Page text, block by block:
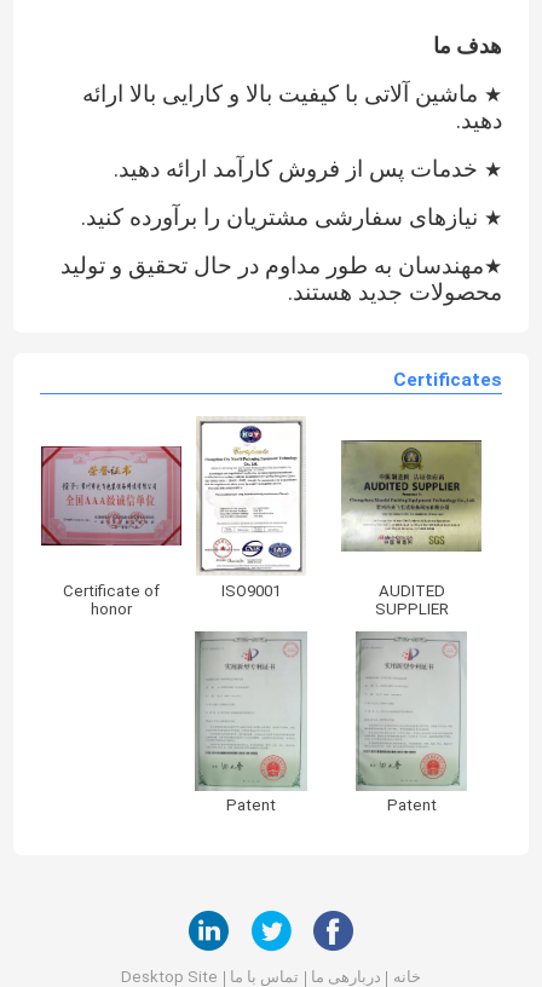
هدف ما
★ ماشین آلاتی با کیفیت بالا و کارایی بالا ارائه
دهید.
★ خدمات پس از فروش کارآمد ارائه دهید.
★ نیازهای سفارشی مشتریان را برآورده کنید.
★مهندسان به طور مداوم در حال تحقیق و تولید
محصولات جدید هستند.
Certificates
AUDITED
SUPPLIER
ISO9001
Certificate of
honor
Patent
Patent
خانه دربارهی ما تماس با ما Desktop Site